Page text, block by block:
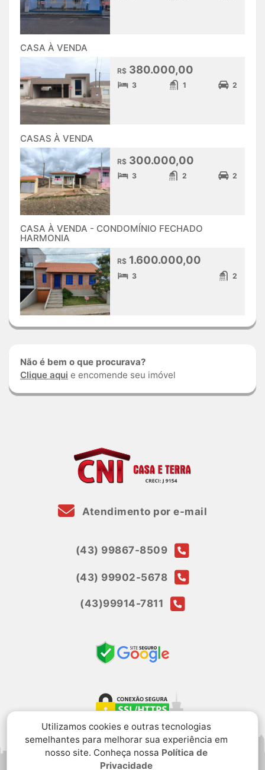
Utilizamos cookies e outras tecnologias
semelhantes para melhorar sua experiência em
nosso site. Conheça nossa Política de
Privacidade
CASA À VENDA
R$ 380.000,00
3 1 2
CASAS À VENDA
R$ 300.000,00
3 2 2
CASA À VENDA - CONDOMÍNIO FECHADO
HARMONIA
R$ 1.600.000,00
3 2
Não é bem o que procurava?
Clique aqui e encomende seu imóvel
Atendimento por e-mail
(43) 99867-8509
(43) 99902-5678
(43)99914-7811